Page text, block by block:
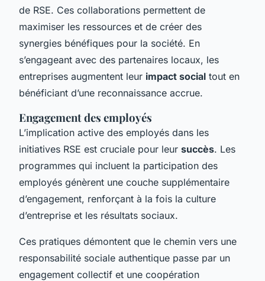
de RSE. Ces collaborations permettent de
maximiser les ressources et de créer des
synergies bénéfiques pour la société. En
s’engageant avec des partenaires locaux, les
entreprises augmentent leur impact social tout en
bénéficiant d’une reconnaissance accrue.
Engagement des employés
L’implication active des employés dans les
initiatives RSE est cruciale pour leur succès. Les
programmes qui incluent la participation des
employés génèrent une couche supplémentaire
d’engagement, renforçant à la fois la culture
d’entreprise et les résultats sociaux.
Ces pratiques démontent que le chemin vers une
responsabilité sociale authentique passe par un
engagement collectif et une coopération